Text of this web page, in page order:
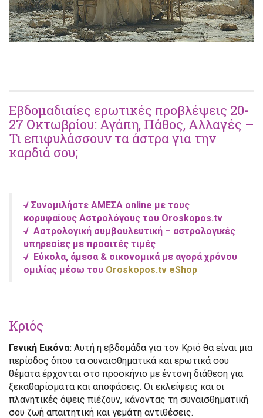
Εβδομαδιαίες ερωτικές προβλέψεις 20-
27 Οκτωβρίου: Αγάπη, Πάθος, Αλλαγές –
Τι επιφυλάσσουν τα άστρα για την
καρδιά σου;
√ Συνομιλήστε ΑΜΕΣΑ online με τους
κορυφαίους Αστρολόγους του Oroskopos.tv
√ Αστρολογική συμβουλευτική – αστρολογικές
υπηρεσίες με προσιτές τιμές
√ Εύκολα, άμεσα & οικονομικά με αγορά χρόνου
ομιλίας μέσω του Oroskopos.tv eShop
Κριός
Γενική Εικόνα: Αυτή η εβδομάδα για τον Κριό θα είναι μια
περίοδος όπου τα συναισθηματικά και ερωτικά σου
θέματα έρχονται στο προσκήνιο με έντονη διάθεση για
ξεκαθαρίσματα και αποφάσεις. Οι εκλείψεις και οι
πλανητικές όψεις πιέζουν, κάνοντας τη συναισθηματική
σου ζωή απαιτητική και γεμάτη αντιθέσεις.